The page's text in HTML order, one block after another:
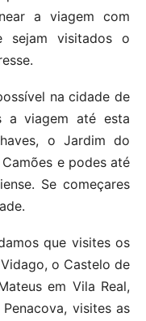
a viagem com
sejam visitados o
na cidade de
a viagem até esta
o Jardim do
e podes até
Se começares
que visites os
o Castelo de
em Vila Real,
visites as